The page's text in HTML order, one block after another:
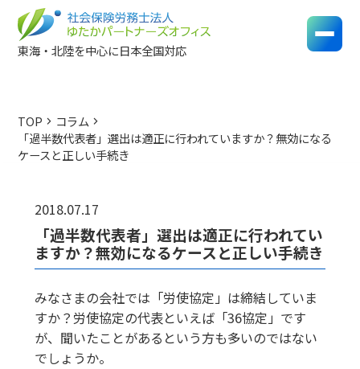
東海・北陸を中心に日本全国対応
TOP chevron_right コラム chevron_right
「過半数代表者」選出は適正に行われていますか？無効になる
ケースと正しい手続き
2018.07.17
「過半数代表者」選出は適正に行われてい
ますか？無効になるケースと正しい手続き
みなさまの会社では「労使協定」は締結していま
すか？労使協定の代表といえば「36協定」です
が、聞いたことがあるという方も多いのではない
でしょうか。